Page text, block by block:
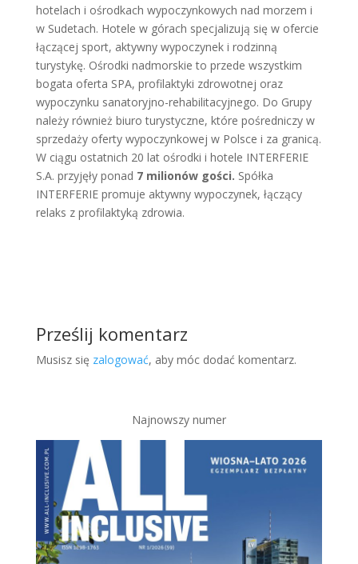
hotelach i ośrodkach wypoczynkowych nad morzem i
w Sudetach. Hotele w górach specjalizują się w ofercie
łączącej sport, aktywny wypoczynek i rodzinną
turystykę. Ośrodki nadmorskie to przede wszystkim
bogata oferta SPA, profilaktyki zdrowotnej oraz
wypoczynku sanatoryjno-rehabilitacyjnego. Do Grupy
należy również biuro turystyczne, które pośredniczy w
sprzedaży oferty wypoczynkowej w Polsce i za granicą.
W ciągu ostatnich 20 lat ośrodki i hotele INTERFERIE
S.A. przyjęły ponad 7 milionów gości. Spółka
INTERFERIE promuje aktywny wypoczynek, łączący
relaks z profilaktyką zdrowia.
Prześlij komentarz
Musisz się zalogować, aby móc dodać komentarz.
Najnowszy numer